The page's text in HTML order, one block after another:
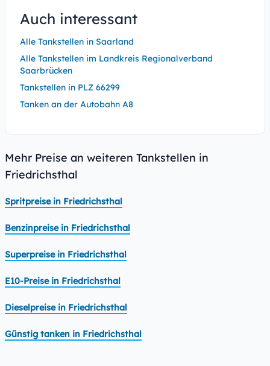
Auch interessant
Alle Tankstellen in Saarland
Alle Tankstellen im Landkreis Regionalverband
Saarbrücken
Tankstellen in PLZ 66299
Tanken an der Autobahn A8
Mehr Preise an weiteren Tankstellen in
Friedrichsthal
Spritpreise in Friedrichsthal
Benzinpreise in Friedrichsthal
Superpreise in Friedrichsthal
E10-Preise in Friedrichsthal
Dieselpreise in Friedrichsthal
Günstig tanken in Friedrichsthal